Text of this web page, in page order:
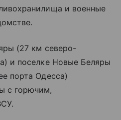
и военные
(27 км северо-
и поселке Новые Беляры
порта Одесса)
с горючим,